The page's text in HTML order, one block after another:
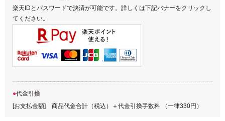
楽天IDとパスワードで決済が可能です。詳しくは下記バナーをクリックし
てください。
代金引換
[お支払金額] 商品代金合計（税込）＋代金引換手数料 （一律330円）